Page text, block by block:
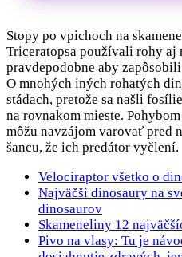
Stopy po vpichoch na
Triceratopsa používali rohy aj
pravdepodobne aby
O mnohých iných rohatých
stádach, pretože sa našli
na rovnakom mieste.
môžu navzájom varovať pred
šancu, že ich predátor vyčlení.
Velociraptor všetko o
Najväčší dinosaury na
dinosaurov
Skameneliny 12
Pivo na vlasy: Tu je